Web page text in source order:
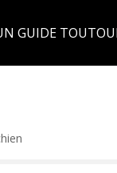
GUIDE